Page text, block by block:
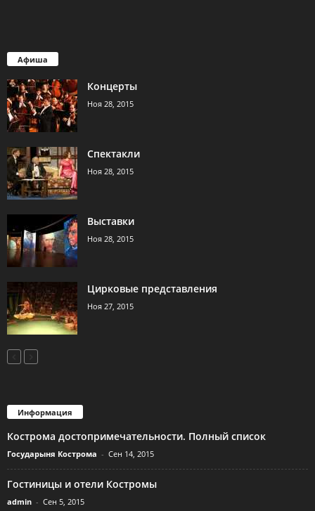
Афиша
Концерты
Ноя 28, 2015
Спектакли
Ноя 28, 2015
Выставки
Ноя 28, 2015
Цирковые представления
Ноя 27, 2015
Информация
Кострома достопримечательности. Полный список
Государыня Кострома - Сен 14, 2015
Гостиницы и отели Костромы
admin - Сен 5, 2015